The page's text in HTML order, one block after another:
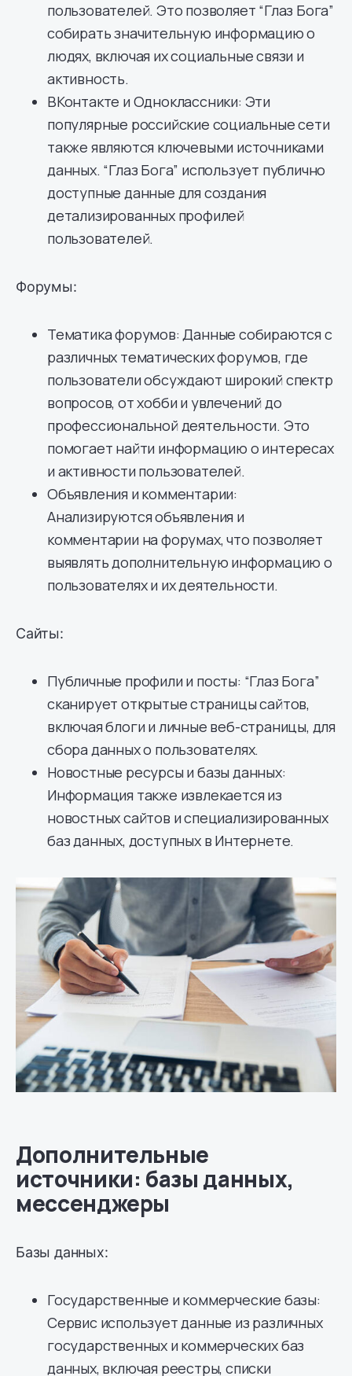
пользователей. Это позволяет “Глаз Бога”
собирать значительную информацию о
людях, включая их социальные связи и
активность.
ВКонтакте и Одноклассники: Эти
популярные российские социальные сети
также являются ключевыми источниками
данных. “Глаз Бога” использует публично
доступные данные для создания
детализированных профилей
пользователей.
Форумы:
Тематика форумов: Данные собираются с
различных тематических форумов, где
пользователи обсуждают широкий спектр
вопросов, от хобби и увлечений до
профессиональной деятельности. Это
помогает найти информацию о интересах
и активности пользователей.
Объявления и комментарии:
Анализируются объявления и
комментарии на форумах, что позволяет
выявлять дополнительную информацию о
пользователях и их деятельности.
Сайты:
Публичные профили и посты: “Глаз Бога”
сканирует открытые страницы сайтов,
включая блоги и личные веб-страницы, для
сбора данных о пользователях.
Новостные ресурсы и базы данных:
Информация также извлекается из
новостных сайтов и специализированных
баз данных, доступных в Интернете.
Дополнительные
источники: базы данных,
мессенджеры
Базы данных:
Государственные и коммерческие базы:
Сервис использует данные из различных
государственных и коммерческих баз
данных, включая реестры, списки